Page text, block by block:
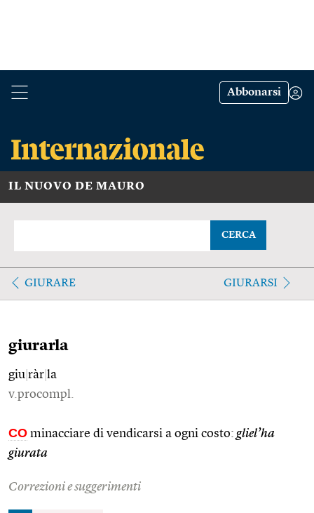
Abbonarsi
IL NUOVO DE MAURO
CERCA
GIURARE GIURARSI
giurarla
giu ràr la
v.procompl.
CO minacciare di vendicarsi a ogni costo: gliel’ha
giurata
Correzioni e suggerimenti